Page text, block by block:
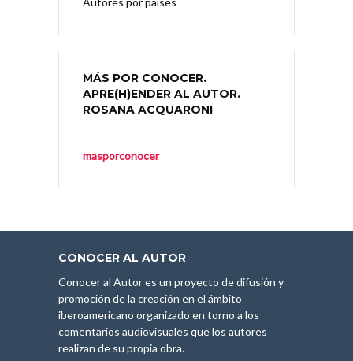
MÁS POR CONOCER.
APRE(H)ENDER AL AUTOR.
ROSANA ACQUARONI
masporconocer
CONOCER AL AUTOR
Conocer al Autor es un proyecto de difusión y
promoción de la creación en el ámbito
iberoamericano organizado en torno a los
comentarios audiovisuales que los autores
realizan de su propia obra.